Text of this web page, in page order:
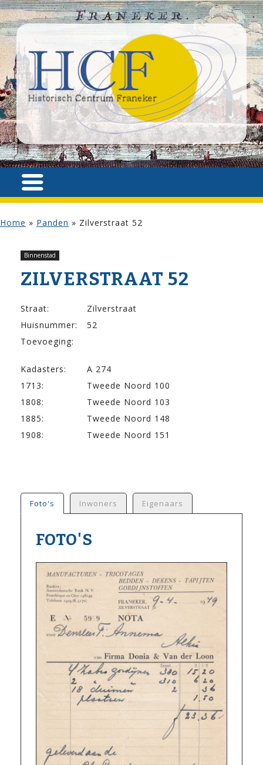
Home » Panden » Zilverstraat 52
Binnenstad
ZILVER­STRAAT 52
Straat:
Zilverstraat
Huisnummer:
52
Toevoeging:
Kadasters:
A 274
1713:
Tweede Noord 100
1808:
Tweede Noord 103
1885:
Tweede Noord 148
1908:
Tweede Noord 151
Foto's Inwoners Eigenaars
FOTO'S